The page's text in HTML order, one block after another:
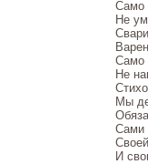
Само
Не
Само
Не
Мы
Сами
И